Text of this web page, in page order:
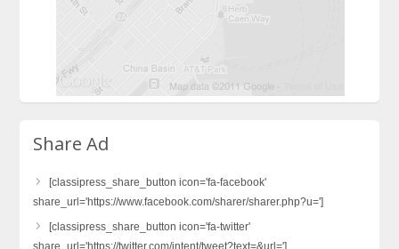
Share Ad
[classipress_share_button icon='fa-facebook'
share_url='https://www.facebook.com/sharer/sharer.php?u=']
[classipress_share_button icon='fa-twitter'
share_url='https://twitter.com/intent/tweet?text=&url=']